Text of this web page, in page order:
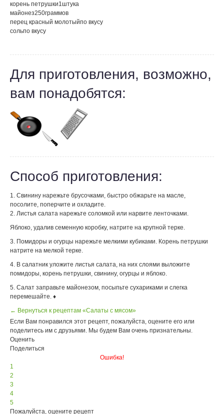
корень петрушки1штука
майонез250граммов
перец красный молотыйпо вкусу
сольпо вкусу
Для приготовления, возможно,
вам понадобятся:
Способ приготовления:
1. Свинину нарежьте брусочками, быстро обжарьте на масле,
посолите, поперчите и охладите.
2. Листья салата нарежьте соломкой или нарвите ленточками.
Яблоко, удалив семенную коробку, натрите на крупной терке.
3. Помидоры и огурцы нарежьте мелкими кубиками. Корень петрушки
натрите на мелкой терке.
4. В салатник уложите листья салата, на них слоями выложите
помидоры, корень петрушки, свинину, огурцы и яблоко.
5. Салат заправьте майонезом, посыпьте сухариками и слегка
перемешайте. ♦
← Вернуться к рецептам «Салаты с мясом»
Если Вам понравился этот рецепт, пожалуйста, оцените его или
поделитесь им с друзьями. Мы будем Вам очень признательны.
Оценить
Поделиться
Ошибка!
1
2
3
4
5
Пожалуйста, оцените рецепт